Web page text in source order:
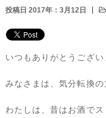
投稿日 2017年：3月12日
いつもありがとうござい
みなさまは、気分転換
わたしは、昔はお酒で